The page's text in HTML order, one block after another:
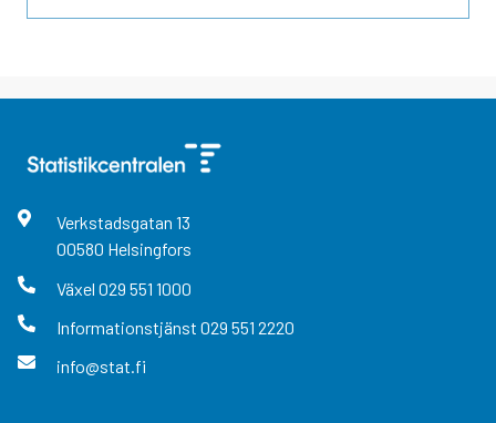
Verkstadsgatan 13
00580 Helsingfors
Växel 029 551 1000
Informationstjänst 029 551 2220
info@stat.fi